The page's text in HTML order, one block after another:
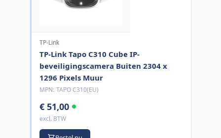
TP-Link
TP-Link Tapo C310 Cube IP-
beveiligingscamera Buiten 2304 x
1296 Pixels Muur
MPN: TAPO C310(EU)
€ 51,00
excl. BTW